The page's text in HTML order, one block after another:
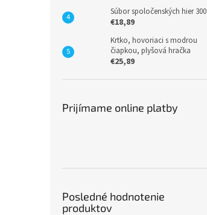
Súbor spoločenských hier 300
€18,89
Krtko, hovoriaci s modrou
čiapkou, plyšová hračka
€25,89
Prijímame online platby
Posledné hodnotenie
produktov